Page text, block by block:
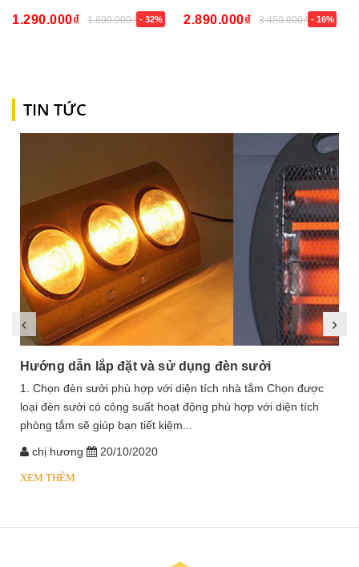
1.290.000₫ 1.890.000₫ - 32% 2.890.000₫ 3.450.000₫ - 16%
TIN TỨC
Hướng dẫn lắp đặt và sử dụng đèn sưởi
1. Chọn đèn sưởi phù hợp với diện tích nhà tắm Chọn được
loại đèn sưởi có công suất hoạt động phù hợp với diện tích
phòng tắm sẽ giúp bạn tiết kiệm...
chị hương 20/10/2020
XEM THÊM